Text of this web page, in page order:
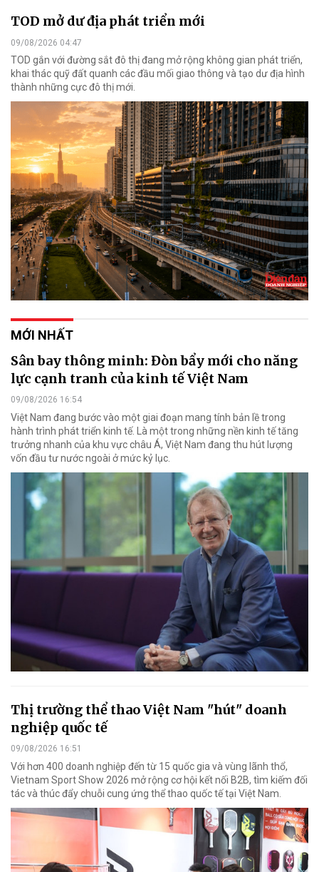
TOD mở dư địa phát triển mới
09/08/2026 04:47
TOD gắn với đường sắt đô thị đang mở rộng không gian phát triển,
khai thác quỹ đất quanh các đầu mối giao thông và tạo dư địa hình
thành những cực đô thị mới.
MỚI NHẤT
Sân bay thông minh: Đòn bẩy mới cho năng
lực cạnh tranh của kinh tế Việt Nam
09/08/2026 16:54
Việt Nam đang bước vào một giai đoạn mang tính bản lề trong
hành trình phát triển kinh tế. Là một trong những nền kinh tế tăng
trưởng nhanh của khu vực châu Á, Việt Nam đang thu hút lượng
vốn đầu tư nước ngoài ở mức kỷ lục.
Thị trường thể thao Việt Nam "hút" doanh
nghiệp quốc tế
09/08/2026 16:51
Với hơn 400 doanh nghiệp đến từ 15 quốc gia và vùng lãnh thổ,
Vietnam Sport Show 2026 mở rộng cơ hội kết nối B2B, tìm kiếm đối
tác và thúc đẩy chuỗi cung ứng thể thao quốc tế tại Việt Nam.